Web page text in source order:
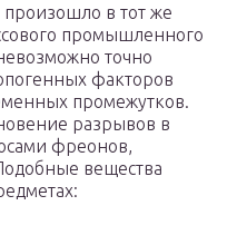
в тот же
промышленного
точно
факторов
промежутков.
разрывов в
фреонов,
вещества